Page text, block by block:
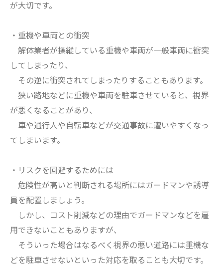
が大切です。
・重機や車両との衝突
解体業者が操縦している重機や車両が一般車両に衝突
してしまったり、
その逆に衝突されてしまったりすることもあります。
狭い路地などに重機や車両を駐車させていると、視界
が悪くなることがあり、
車や通行人や自転車などが交通事故に遭いやすくなっ
てしまいます。
・リスクを回避するためには
危険性が高いと判断される場所にはガードマンや誘導
員を配置しましょう。
しかし、コスト削減などの理由でガードマンなどを雇
用できないこともありますが、
そういった場合はなるべく視界の悪い道路には重機な
どを駐車させないといった対応を取ることも大切です。